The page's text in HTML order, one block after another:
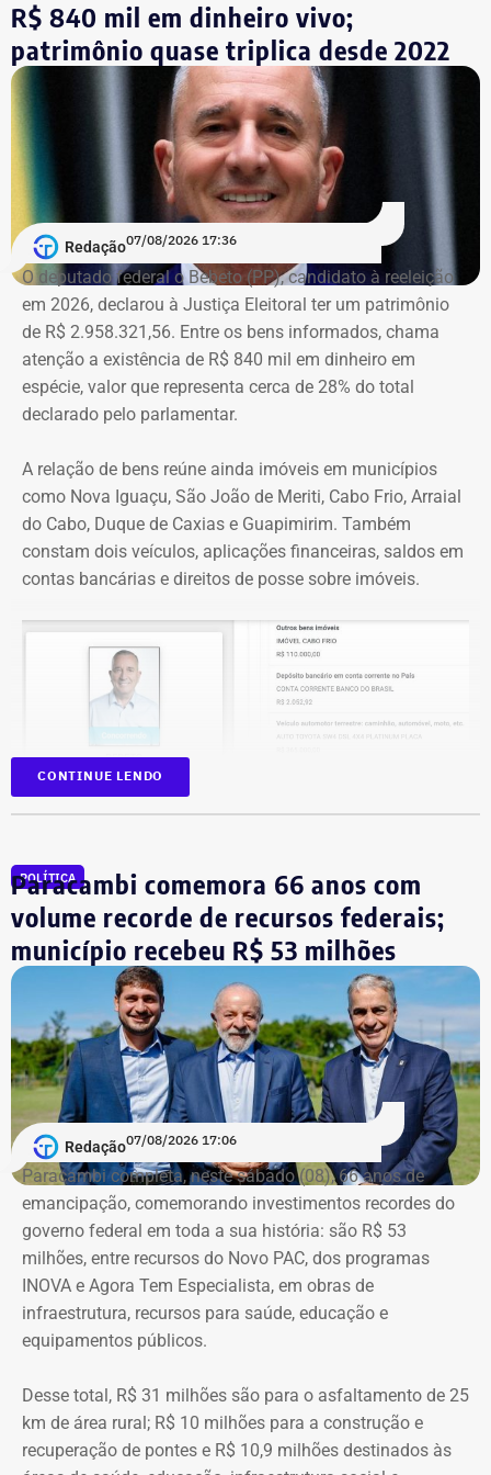
Lyra Reis, aléga que a gestão Crivella usou perfis oficiais
da prefeitura em redes sociais, no Diário Oficial do
Município e em outros canais institucionais para divulgar
conteúdos que, segundo ação, iam além da informação
do poder público e promoviam pessoalmente o então
prefeito e integrantes do governo.
A acusação afirma que esses canais passaram a
apresentar Crivella como responsável direto por obras,
serviços e programas públicos. Um exemplo disso,
segundo a Ação Popular, foram as publicações em que
Crivella aparece anunciando entregas de obras e
reformas de praças, além de mensagens em primeira
pessoa, como: “Estamos aqui recuperando os aparelhos
da praça”.
*Com informações do g1
R$ 840 mil em dinheiro vivo;
patrimônio quase triplica desde 2022
Redação07/08/2026 17:36
O deputado federal o Bebeto (PP), candidato à reeleição
em 2026, declarou à Justiça Eleitoral ter um patrimônio
de R$ 2.958.321,56. Entre os bens informados, chama
atenção a existência de R$ 840 mil em dinheiro em
espécie, valor que representa cerca de 28% do total
declarado pelo parlamentar.
A relação de bens reúne ainda imóveis em municípios
como Nova Iguaçu, São João de Meriti, Cabo Frio, Arraial
do Cabo, Duque de Caxias e Guapimirim. Também
constam dois veículos, aplicações financeiras, saldos em
contas bancárias e direitos de posse sobre imóveis.
Na disputa de 2022, quando foi eleito para a Câmara dos
Deputados, o parlamentar havia informado R$
1.065.439,98 em bens. Na época, mantinha R$ 50 mil em
dinheiro vivo.
Em quatro anos, o patrimônio de Bebeto cresceu R$
1.892.881,58, alta de 177,7%. Já o valor mantido em
espécie saltou de R$ 50 mil para R$ 840 mil, aumento de
R$ 790 mil, ou 1.580%.
A relação de bens foi informada pelo próprio candidato à
Justiça Eleitoral durante o registro da candidatura. As
declarações são públicas e podem ser consultadas por
qualquer eleitor no sistema DivulgaCand, do Tribunal
Superior Eleitoral (TSE).
CONTINUE LENDO
POLÍTICA
Paracambi comemora 66 anos com
volume recorde de recursos federais;
município recebeu R$ 53 milhões
Redação07/08/2026 17:06
Paracambi completa, neste sábado (08), 66 anos de
emancipação, comemorando investimentos recordes do
governo federal em toda a sua história: são R$ 53
milhões, entre recursos do Novo PAC, dos programas
INOVA e Agora Tem Especialista, em obras de
infraestrutura, recursos para saúde, educação e
equipamentos públicos.
Desse total, R$ 31 milhões são para o asfaltamento de 25
km de área rural; R$ 10 milhões para a construção e
recuperação de pontes e R$ 10,9 milhões destinados às